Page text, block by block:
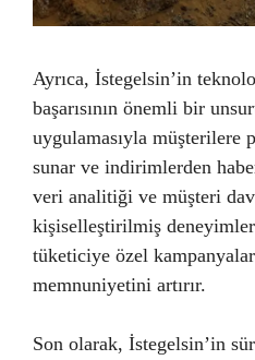
Ayrıca, İstegelsin’in
başarısının önemli bir
uygulamasıyla müşterilere
sunar ve indirimlerden
veri analitiği ve müşteri
kişiselleştirilmiş
tüketiciye özel
memnuniyetini artırır.
Son olarak, İstegelsin’in